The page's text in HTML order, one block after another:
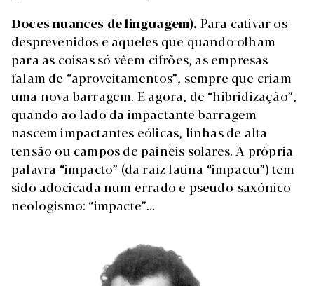
Doces nuances de linguagem). Para cativar os
desprevenidos e aqueles que quando olham
para as coisas só vêem cifrões, as empresas
falam de “aproveitamentos”, sempre que criam
uma nova barragem. E agora, de “hibridização”,
quando ao lado da impactante barragem
nascem impactantes eólicas, linhas de alta
tensão ou campos de painéis solares. A própria
palavra “impacto” (da raíz latina “impactu”) tem
sido adocicada num errado e pseudo-saxónico
neologismo: “impacte”…